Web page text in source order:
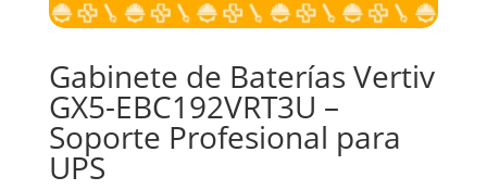
Gabinete de Baterías Vertiv
GX5-EBC192VRT3U –
Soporte Profesional para
UPS